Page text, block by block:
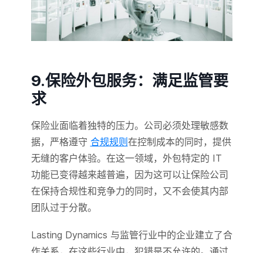
9.保险外包服务：满足监管要
求
保险业面临着独特的压力。公司必须处理敏感数
据，严格遵守 合规规则 在控制成本的同时，提供
无缝的客户体验。在这一领域，外包特定的 IT
功能已变得越来越普遍，因为这可以让保险公司
在保持合规性和竞争力的同时，又不会使其内部
团队过于分散。
Lasting Dynamics 与监管行业中的企业建立了合